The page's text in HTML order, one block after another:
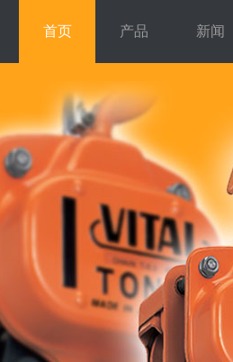
首页 产品 新闻